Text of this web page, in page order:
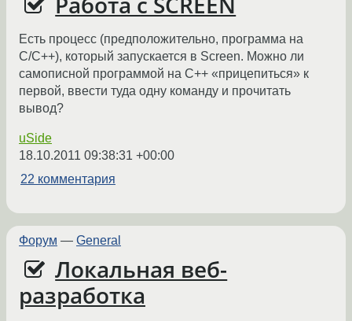
Есть процесс (предположительно, программа на
C/C++), который запускается в Screen. Можно ли
самописной программой на C++ «прицепиться» к
первой, ввести туда одну команду и прочитать
вывод?
uSide
18.10.2011 09:38:31 +00:00
22 комментария
Форум — General
Локальная веб-
разработка